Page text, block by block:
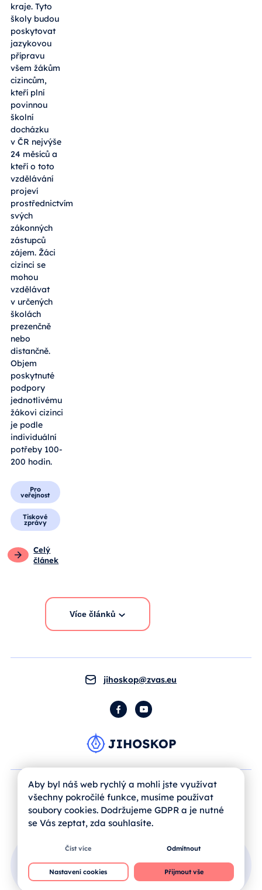
kraje. Tyto
školy budou
poskytovat
jazykovou
přípravu
všem žákům
cizincům,
kteří plní
povinnou
školní
docházku
v ČR nejvýše
24 měsíců a
kteří o toto
vzdělávání
projeví
prostřednictvím
svých
zákonných
zástupců
zájem. Žáci
cizinci se
mohou
vzdělávat
v určených
školách
prezenčně
nebo
distančně.
Objem
poskytnuté
podpory
jednotlivému
žákovi cizinci
je podle
individuální
potřeby 100-
200 hodin.
Pro
veřejnost
Tiskové
zprávy
Celý
článek
Více článků
jihoskop@zvas.eu
FacebookYouTube
Přihlášení uživatele
Jak se registrovat?
Aby byl náš web rychlý a mohli jste využívat
všechny pokročilé funkce, musíme používat
soubory cookies. Dodržujeme GDPR a je nutné
se Vás zeptat, zda souhlasíte.
Číst více Odmítnout
Nastavení cookies Přijmout vše